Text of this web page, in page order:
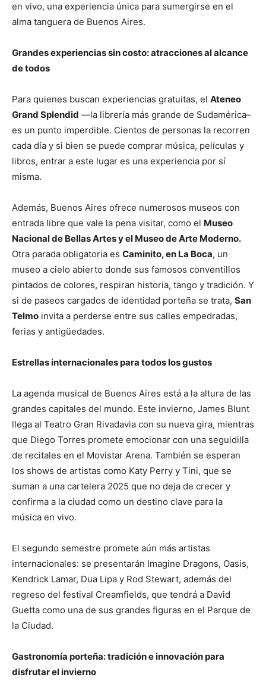
en vivo, una experiencia única para sumergirse en el
alma tanguera de Buenos Aires.
Grandes experiencias sin costo: atracciones al alcance
de todos
Para quienes buscan experiencias gratuitas, el Ateneo
Grand Splendid —la librería más grande de Sudamérica–
es un punto imperdible. Cientos de personas la recorren
cada día y si bien se puede comprar música, películas y
libros, entrar a este lugar es una experiencia por sí
misma.
Además, Buenos Aires ofrece numerosos museos con
entrada libre que vale la pena visitar, como el Museo
Nacional de Bellas Artes y el Museo de Arte Moderno.
Otra parada obligatoria es Caminito, en La Boca, un
museo a cielo abierto donde sus famosos conventillos
pintados de colores, respiran historia, tango y tradición. Y
si de paseos cargados de identidad porteña se trata, San
Telmo invita a perderse entre sus calles empedradas,
ferias y antigüedades.
Estrellas internacionales para todos los gustos
La agenda musical de Buenos Aires está a la altura de las
grandes capitales del mundo. Este invierno, James Blunt
llega al Teatro Gran Rivadavia con su nueva gira, mientras
que Diego Torres promete emocionar con una seguidilla
de recitales en el Movistar Arena. También se esperan
los shows de artistas como Katy Perry y Tini, que se
suman a una cartelera 2025 que no deja de crecer y
confirma a la ciudad como un destino clave para la
música en vivo.
El segundo semestre promete aún más artistas
internacionales: se presentarán Imagine Dragons, Oasis,
Kendrick Lamar, Dua Lipa y Rod Stewart, además del
regreso del festival Creamfields, que tendrá a David
Guetta como una de sus grandes figuras en el Parque de
la Ciudad.
Gastronomía porteña: tradición e innovación para
disfrutar el invierno